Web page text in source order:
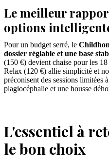
Le meilleur
options
Pour un budget serré, le
dossier réglable et une base
(150 €) devient chaise pour les
Relax (120 €) allie simplicité et
préconisent des sessions limitées
plagiocéphalie et une housse
L'essentiel à
le bon choix